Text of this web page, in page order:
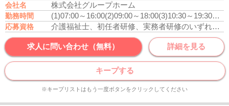
会社名 株式会社グループホーム
勤務時間 (1)07:00～16:00(2)09:00～18:00(3)10:30～19:30休
応募資格 介護福祉士、初任者研修、実務者研修のいずれかの資格をお持ちの方
求人に問い合わせ（無料） 詳細を見る
キープする
※キープリストはもう一度ボタンをクリックしてください